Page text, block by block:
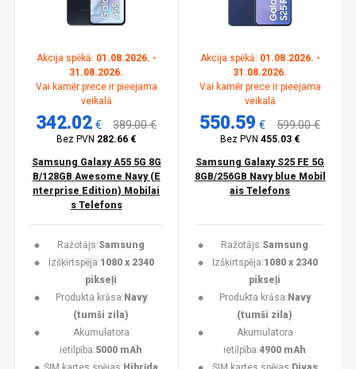
Akcija spēkā: 01.08.2026. -
31.08.2026.
Vai kamēr prece ir pieejama
veikalā
342.02 € 389.00 €
Bez PVN 282.66 €
Samsung Galaxy A55 5G 8G
B/128GB Awesome Navy (E
nterprise Edition) Mobilai
s Telefons
Ražotājs:Samsung
Izšķirtspēja:1080 x 2340
pikseļi
Produkta krāsa: Navy
(tumši zila)
Akumulatora
ietilpība:5000 mAh
Akcija spēkā: 01.08.2026. -
31.08.2026.
Vai kamēr prece ir pieejama
veikalā
550.59 € 599.00 €
Bez PVN455.03 €
Samsung Galaxy S25 FE 5G
8GB/256GB Navy blue Mobil
ais Telefons
Ražotājs:Samsung
Izšķirtspēja:1080 x 2340
pikseļi
Produkta krāsa: Navy
(tumši zila)
Akumulatora
ietilpība:4900 mAh